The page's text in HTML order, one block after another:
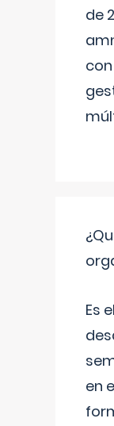
de
Es
en